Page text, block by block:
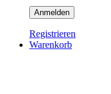
Registrieren
Warenkorb